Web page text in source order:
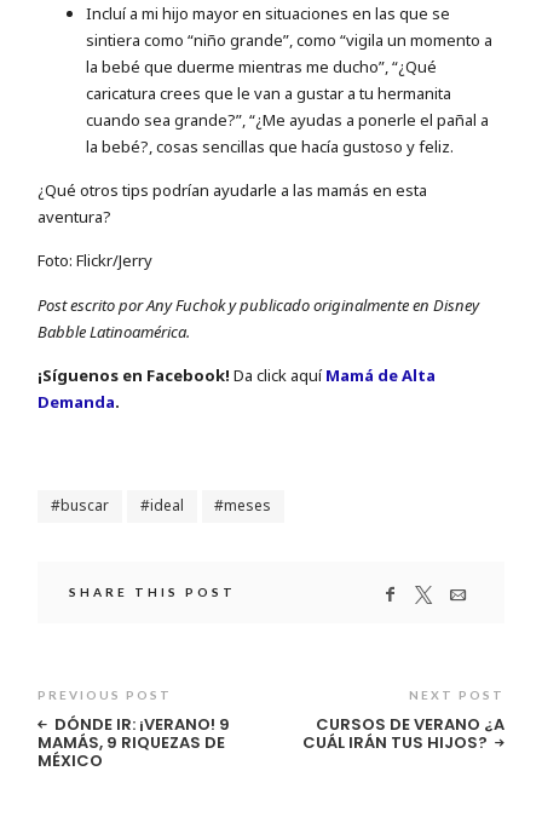
Incluí a mi hijo mayor en situaciones en las que se
sintiera como “niño grande”, como “vigila un momento a
la bebé que duerme mientras me ducho”, “¿Qué
caricatura crees que le van a gustar a tu hermanita
cuando sea grande?”, “¿Me ayudas a ponerle el pañal a
la bebé?, cosas sencillas que hacía gustoso y feliz.
¿Qué otros tips podrían ayudarle a las mamás en esta
aventura?
Foto: Flickr/Јerry
Post escrito por Any Fuchok y publicado originalmente en Disney
Babble Latinoamérica.
¡Sí­guenos en Facebook! Da click aquíMamá de Alta
Demanda.
buscar ideal meses
SHARE THIS POST
PREVIOUS POST
DÓNDE IR: ¡VERANO! 9
MAMÁS, 9 RIQUEZAS DE
MÉXICO
NEXT POST
CURSOS DE VERANO ¿A
CUÁL IRÁN TUS HIJOS?